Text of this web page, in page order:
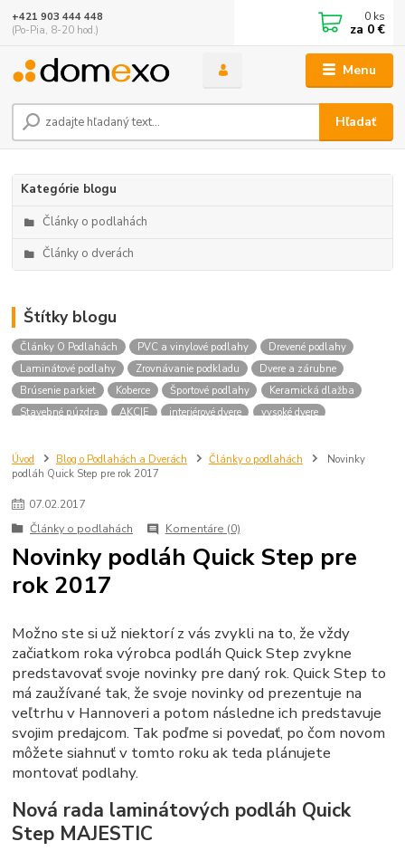
Menu
Hľadať
+421 903 444 448
(Po-Pia, 8-20 hod.)
0 ks
za 0 €
Kategórie blogu
Články o podlahách
Články o dverách
Štítky blogu
Články O Podlahách PVC a vinylové podlahy
Drevené podlahy
Laminátové podlahy
Zrovnávanie podkladu
Dvere a zárubne
Brúsenie parkiet
Koberce Športové podlahy
Keramická dlažba
Stavebné púzdra
AKCIE interiérové dvere
vysoké dvere
dvere na mieru
Úvod Blog o Podlahách a Dverách Články o podlahách
Novinky
podláh Quick Step pre rok 2017
07.02.2017
Články o podlahách
Komentáre (0)
Novinky podláh Quick Step pre
rok 2017
Možno ste si už niektorí z vás zvykli na to, že vždy
začiatkom roka výrobca podláh Quick Step zvykne
predstavovať svoje novinky pre daný rok. Quick Step to
má zaužívané tak, že svoje novinky od prezentuje na
veľtrhu v Hannoveri a potom následne ich predstavuje
svojim predajcom. Tak poďme si povedať, po čom novom
môžete siahnuť v tomto roku ak teda plánujete
montovať podlahy.
Nová rada laminátových podláh Quick
Step MAJESTIC